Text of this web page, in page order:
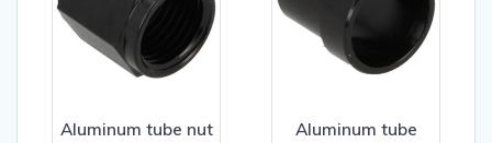
Aluminum tube nut
Aluminum tube